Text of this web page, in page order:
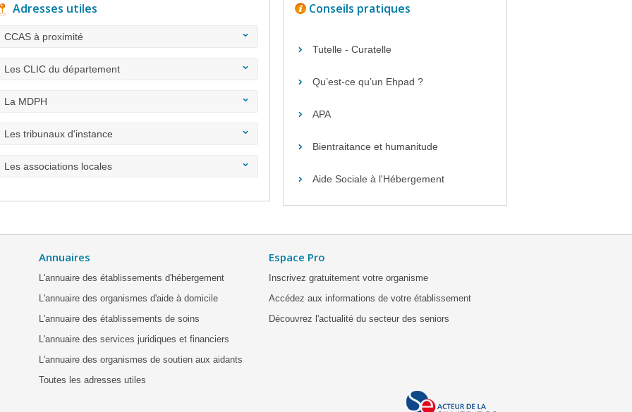
Adresses utiles
CCAS à proximité
Les CLIC du département
La MDPH
Les tribunaux d'instance
Les associations locales
Conseils pratiques
Tutelle - Curatelle
Qu’est-ce qu’un Ehpad ?
APA
Bientraitance et humanitude
Aide Sociale à l'Hébergement
Annuaires
L'annuaire des établissements d'hébergement
L'annuaire des organismes d'aide à domicile
L'annuaire des établissements de soins
L'annuaire des services juridiques et financiers
L'annuaire des organismes de soutien aux aidants
Toutes les adresses utiles
Espace Pro
Inscrivez gratuitement votre organisme
Accédez aux informations de votre établissement
Découvrez l'actualité du secteur des seniors